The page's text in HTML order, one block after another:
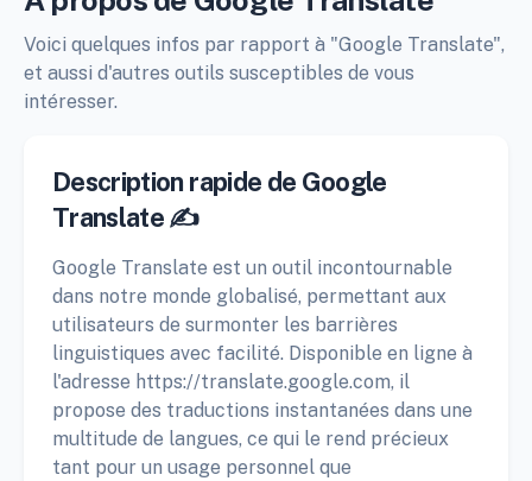
Voici quelques infos par rapport à "Google Translate",
et aussi d'autres outils susceptibles de vous
intéresser.
Description rapide de Google
Translate ✍️
Google Translate est un outil incontournable
dans notre monde globalisé, permettant aux
utilisateurs de surmonter les barrières
linguistiques avec facilité. Disponible en ligne à
l'adresse https://translate.google.com, il
propose des traductions instantanées dans une
multitude de langues, ce qui le rend précieux
tant pour un usage personnel que